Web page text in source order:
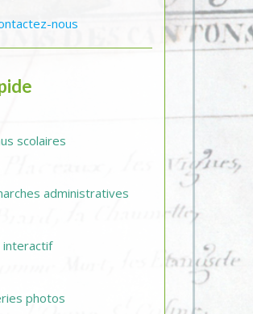
nous
scolaires
administratives
interactif
photos